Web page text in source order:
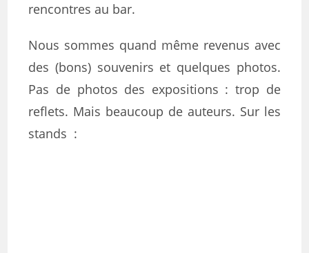
rencontres au bar.
Nous sommes quand même revenus avec
des (bons) souvenirs et quelques photos.
Pas de photos des expositions : trop de
reflets. Mais beaucoup de auteurs. Sur les
stands :